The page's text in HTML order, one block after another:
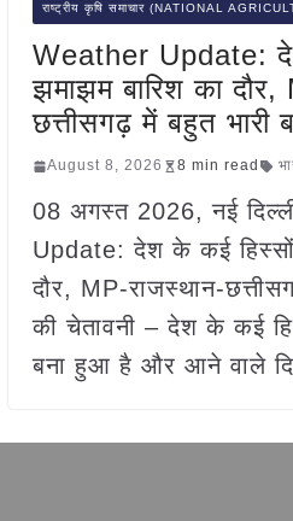
राष्ट्रीय कृषि समाचार (NATIONAL
Weather Update:
झमाझम बारिश का
छत्तीसगढ़ में बहुत भारी
August 8, 2026 8 min read
08 अगस्त 2026, नई
Update: देश के कई
दौर, MP-राजस्थान-
की चेतावनी – देश के कई
बना हुआ है और आने वाले